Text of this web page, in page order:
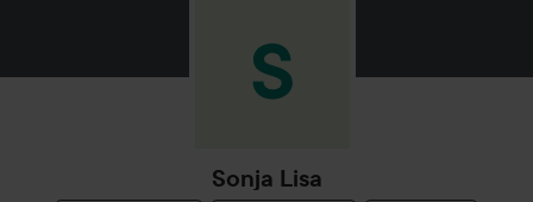
Sonja Lisa